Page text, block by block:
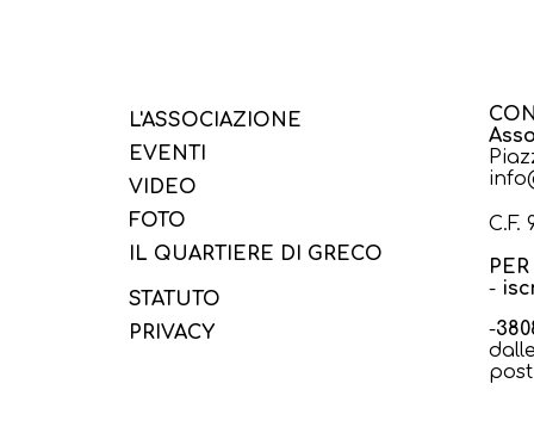
L'ASSOCIAZIONE
EVENTI
VIDEO
FOTO
IL QUARTIERE DI GRECO
STATUTO
PRIVACY
C.F.
-
-